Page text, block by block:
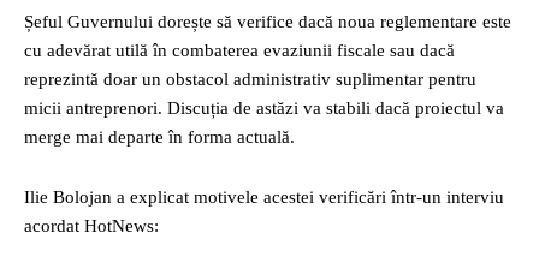
Șeful Guvernului dorește să verifice dacă noua reglementare este
cu adevărat utilă în combaterea evaziunii fiscale sau dacă
reprezintă doar un obstacol administrativ suplimentar pentru
micii antreprenori. Discuția de astăzi va stabili dacă proiectul va
merge mai departe în forma actuală.
Ilie Bolojan a explicat motivele acestei verificări într-un interviu
acordat HotNews: